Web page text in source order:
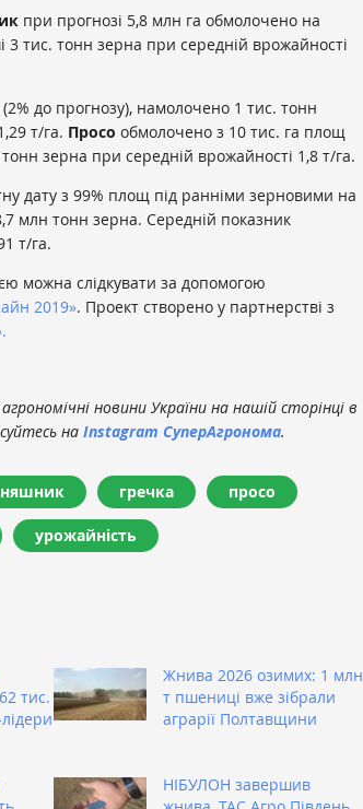
при прогнозі 5,8 млн га обмолочено на
тис. тонн зерна при середній врожайності
до прогнозу), намолочено 1 тис. тонн
т/га. Просо обмолочено з 10 тис. га площ
зерна при середній врожайності 1,8 т/га.
дату з 99% площ під ранніми зерновими на
млн тонн зерна. Середній показник
т/га.
можна слідкувати за допомогою
2019». Проект створено у партнерстві з
новини України на нашій сторінці в
на Instagram СуперАгронома.
гречка просо
урожайність
тис.
Жнива 2026 озимих: 1 млн
т пшениці вже зібрали
аграрії Полтавщини
НІБУЛОН завершив